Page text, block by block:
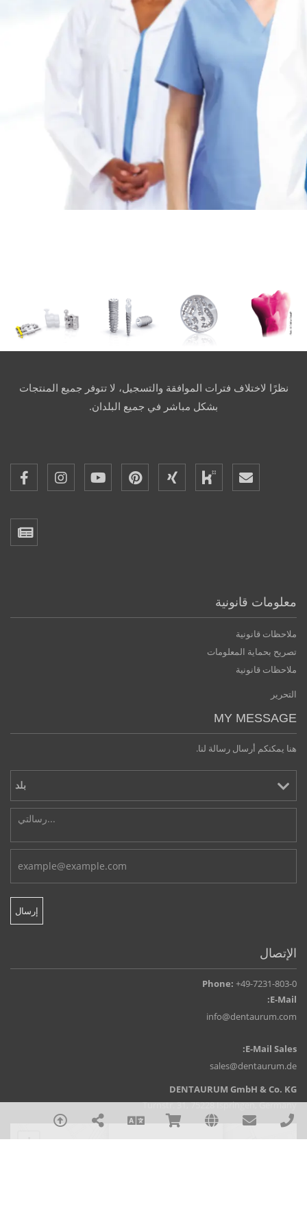
نظرًا لاختلاف فترات الموافقة والتسجيل، لا تتوفر جميع المنتجات
بشكل مباشر في جميع البلدان.
معلومات قانونية
ملاحظات قانونية
تصريح بحماية المعلومات
ملاحظات قانونية
التحرير
MY MESSAGE
هنا يمكنكم أرسال رسالة لنا.
الإتصال
Phone: +49-7231-803-0
E-Mail:
info@dentaurum.com
E-Mail Sales:
sales@dentaurum.de
DENTAURUM GmbH & Co. KG
Turnstr. 31, 75228 Ispringen, Germany